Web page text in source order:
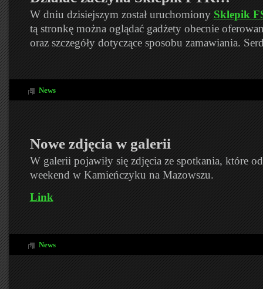
W dniu dzisiejszym został uruchomiony Sklepik
tą stronkę można oglądać gadżety obecnie
oraz szczegóły dotyczące sposobu zamawiania.
News
Nowe zdjęcia w galerii
W galerii pojawiły się zdjęcia ze spotkania, które
weekend w Kamieńczyku na Mazowszu.
Link
News